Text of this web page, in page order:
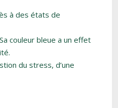
à des états de
couleur bleue a un effet
du stress, d’une